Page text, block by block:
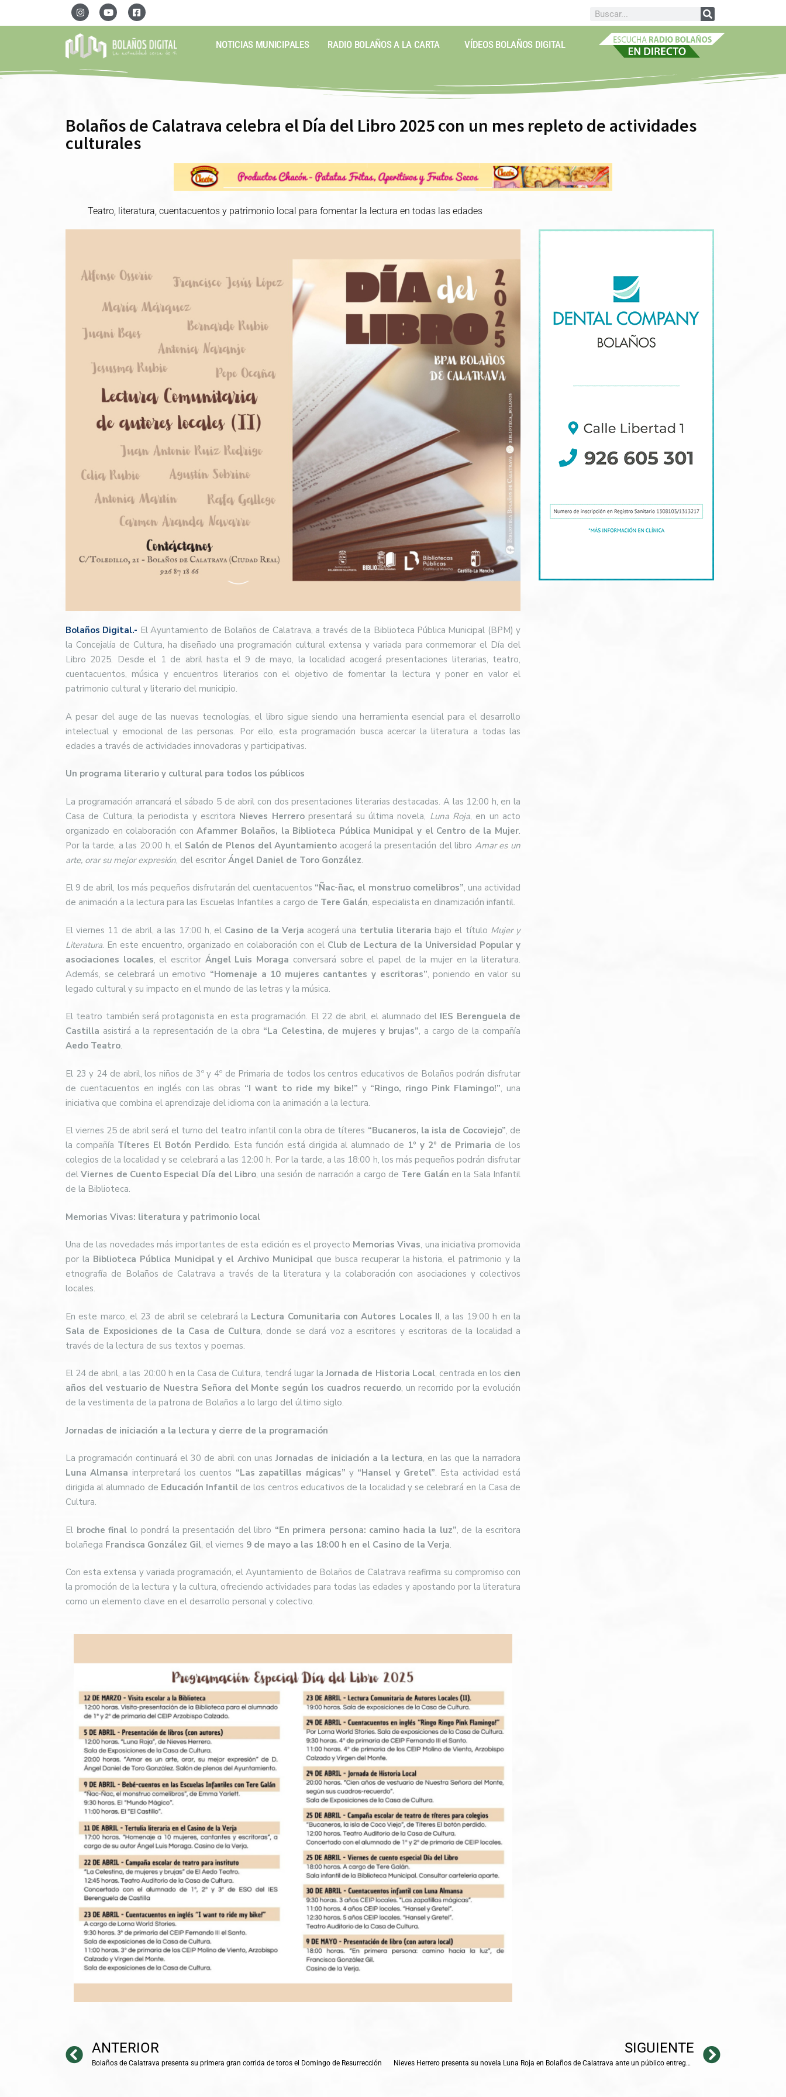
NOTICIAS MUNICIPALES RADIO BOLAÑOS A LA CARTA VÍDEOS BOLAÑOS DIGITAL
Bolaños de Calatrava celebra el Día del Libro 2025 con un mes repleto de actividades
culturales
Teatro, literatura, cuentacuentos y patrimonio local para fomentar la lectura en todas las edades
Bolaños Digital.- El Ayuntamiento de Bolaños de Calatrava, a través de la Biblioteca Pública Municipal (BPM) y
la Concejalía de Cultura, ha diseñado una programación cultural extensa y variada para conmemorar el Día del
Libro 2025. Desde el 1 de abril hasta el 9 de mayo, la localidad acogerá presentaciones literarias, teatro,
cuentacuentos, música y encuentros literarios con el objetivo de fomentar la lectura y poner en valor el
patrimonio cultural y literario del municipio.
A pesar del auge de las nuevas tecnologías, el libro sigue siendo una herramienta esencial para el desarrollo
intelectual y emocional de las personas. Por ello, esta programación busca acercar la literatura a todas las
edades a través de actividades innovadoras y participativas.
Un programa literario y cultural para todos los públicos
La programación arrancará el sábado 5 de abril con dos presentaciones literarias destacadas. A las 12:00 h, en la
Casa de Cultura, la periodista y escritora Nieves Herreropresentará su última novela, Luna Roja, en un acto
organizado en colaboración conAfammer Bolaños, la Biblioteca Pública Municipal y el Centro de la Mujer.
Por la tarde, a las 20:00 h, el Salón de Plenos del Ayuntamiento acogerá la presentación del libro Amar es un
arte, orar su mejor expresión, del escritor Ángel Daniel de Toro González.
El 9 de abril, los más pequeños disfrutarán del cuentacuentos “Ñac-ñac, el monstruo comelibros”, una actividad
de animación a la lectura para las Escuelas Infantiles a cargo de Tere Galán, especialista en dinamización infantil.
El viernes 11 de abril, a las 17:00 h, el Casino de la Verja acogerá una tertulia literaria bajo el título Mujer y
Literatura. En este encuentro, organizado en colaboración con el Club de Lectura de la Universidad Popular y
asociaciones locales, el escritor Ángel Luis Moraga conversará sobre el papel de la mujer en la literatura.
Además, se celebrará un emotivo “Homenaje a 10 mujeres cantantes y escritoras”, poniendo en valor su
legado cultural y su impacto en el mundo de las letras y la música.
El teatro también será protagonista en esta programación. El 22 de abril, el alumnado del IES Berenguela de
Castilla asistirá a la representación de la obra “La Celestina, de mujeres y brujas”, a cargo de la compañía
Aedo Teatro.
El 23 y 24 de abril, los niños de 3º y 4º de Primaria de todos los centros educativos de Bolaños podrán disfrutar
de cuentacuentos en inglés con las obras “I want to ride my bike!” y “Ringo, ringo Pink Flamingo!”, una
iniciativa que combina el aprendizaje del idioma con la animación a la lectura.
El viernes 25 de abril será el turno del teatro infantil con la obra de títeres “Bucaneros, la isla de Cocoviejo”, de
la compañía Títeres El Botón Perdido. Esta función está dirigida al alumnado de 1º y 2º de Primaria de los
colegios de la localidad y se celebrará a las 12:00 h. Por la tarde, a las 18:00 h, los más pequeños podrán disfrutar
delViernes de Cuento Especial Día del Libro, una sesión de narración a cargo de Tere Galán en la Sala Infantil
de la Biblioteca.
Memorias Vivas: literatura y patrimonio local
Una de las novedades más importantes de esta edición es el proyecto Memorias Vivas, una iniciativa promovida
por la Biblioteca Pública Municipal y el Archivo Municipal que busca recuperar la historia, el patrimonio y la
etnografía de Bolaños de Calatrava a través de la literatura y la colaboración con asociaciones y colectivos
locales.
En este marco, el 23 de abril se celebrará la Lectura Comunitaria con Autores Locales II, a las 19:00 h en la
Sala de Exposiciones de la Casa de Cultura, donde se dará voz a escritores y escritoras de la localidad a
través de la lectura de sus textos y poemas.
El 24 de abril, a las 20:00 h en la Casa de Cultura, tendrá lugar laJornada de Historia Local, centrada en los cien
años del vestuario de Nuestra Señora del Monte según los cuadros recuerdo, un recorrido por la evolución
de la vestimenta de la patrona de Bolaños a lo largo del último siglo.
Jornadas de iniciación a la lectura y cierre de la programación
La programación continuará el 30 de abril con unasJornadas de iniciación a la lectura, en las que la narradora
Luna Almansa interpretará los cuentos “Las zapatillas mágicas” y “Hansel y Gretel”. Esta actividad está
dirigida al alumnado de Educación Infantil de los centros educativos de la localidad y se celebrará en la Casa de
Cultura.
El broche final lo pondrá la presentación del libro “En primera persona: camino hacia la luz”, de la escritora
bolañega Francisca González Gil, el viernes 9 de mayo a las 18:00 h en el Casino de la Verja.
Con esta extensa y variada programación, el Ayuntamiento de Bolaños de Calatrava reafirma su compromiso con
la promoción de la lectura y la cultura, ofreciendo actividades para todas las edades y apostando por la literatura
como un elemento clave en el desarrollo personal y colectivo.
ANTERIOR
Bolaños de Calatrava presenta su primera gran corrida de toros el Domingo de Resurrección
SIGUIENTE
Nieves Herrero presenta su novela Luna Roja en Bolaños de Calatrava ante un público entregado